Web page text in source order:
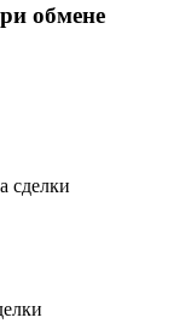
обмене
сделки